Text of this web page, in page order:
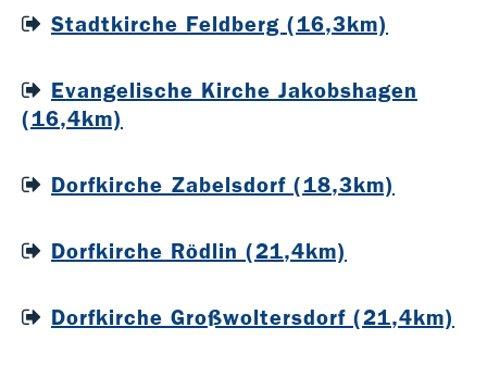
Stadtkirche Feldberg (16,3km)
Evangelische Kirche Jakobshagen
(16,4km)
Dorfkirche Zabelsdorf (18,3km)
Dorfkirche Rödlin (21,4km)
Dorfkirche Großwoltersdorf (21,4km)